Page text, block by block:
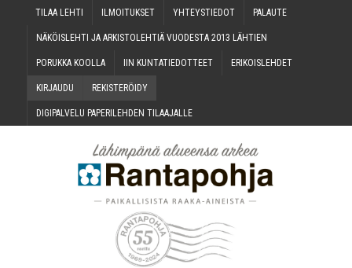
TILAA LEH­TI ILMOI­TUK­SET YHTEYS­TIE­DOT PALAU­TE
NÄKÖIS­LEH­TI JA ARKIS­TO­LEH­TIÄ VUO­DES­TA 2013 LÄHTIEN
PORUK­KA KOOLLA IIN KUN­TA­TIE­DOT­TEET ERI­KOIS­LEH­DET
KIR­JAU­DU REKIS­TE­RÖI­DY
DIGI­PAL­VE­LU PAPE­RI­LEH­DEN TILAAJALLE